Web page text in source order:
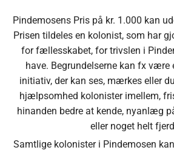
Pindemosens Pris på kr. 1.000 kan
Prisen tildeles en kolonist, som har
for fællesskabet, for trivslen i
have. Begrundelserne kan fx være
initiativ, der kan ses, mærkes eller
hjælpsomhed kolonister imellem,
hinanden bedre at kende, nyanlæg
eller noget helt
Samtlige kolonister i Pindemosen